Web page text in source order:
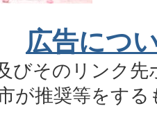
広告につ
びそのリンク先
が推奨等をす